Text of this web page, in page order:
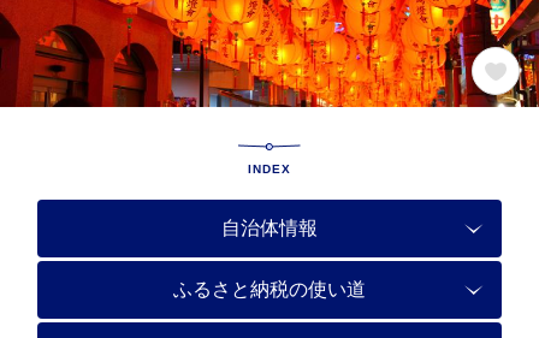
INDEX
自治体情報
ふるさと納税の使い道